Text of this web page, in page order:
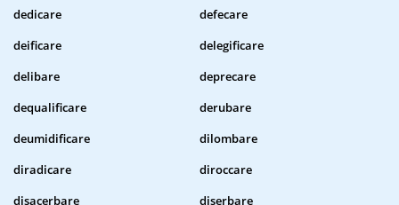
dedicare
defecare
deificare
delegificare
delibare
deprecare
dequalificare
derubare
deumidificare
dilombare
diradicare
diroccare
disacerbare
diserbare